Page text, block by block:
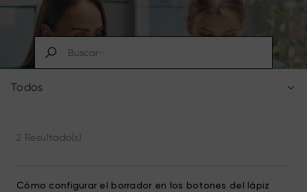
Todos
2 Resultado(s)
Cómo configurar el borrador en los botones del lápiz